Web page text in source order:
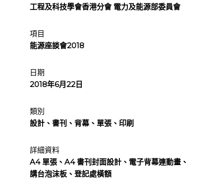
工程及科技學會香港分會 電力及能源部委員會
項目
能源座談會2018
日期
2018年6月22日
類別
設計、書刊、背幕、單張、印刷
詳細資料
A4 單張、A4 書刊封面設計、電子背幕連動畫、
講台泡沫板、登記處橫額